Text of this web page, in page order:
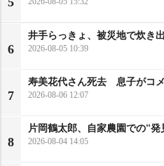
6
井手らっきょ、被災地で炊き
2026-08-05 10:39
7
寿美花代さん死去 息子がコ
2026-08-06 12:07
8
片岡鶴太郎、自家農園での“発
2026-08-04 14:05